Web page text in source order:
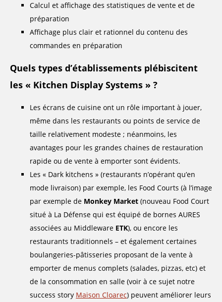
Calcul et affichage des statistiques de vente et de
préparation
Affichage plus clair et rationnel du contenu des
commandes en préparation
Quels types d’établissements plébiscitent
les « Kitchen Display Systems » ?
Les écrans de cuisine ont un rôle important à jouer,
même dans les restaurants ou points de service de
taille relativement modeste ; néanmoins, les
avantages pour les grandes chaines de restauration
rapide ou de vente à emporter sont évidents.
Les « Dark kitchens » (restaurants n’opérant qu’en
mode livraison) par exemple, les Food Courts (à l’image
par exemple de Monkey Market (nouveau Food Court
situé à La Défense qui est équipé de bornes AURES
associées au Middleware ETK), ou encore les
restaurants traditionnels – et également certaines
boulangeries-pâtisseries proposant de la vente à
emporter de menus complets (salades, pizzas, etc) et
de la consommation en salle (voir à ce sujet notre
success story Maison Cloarec) peuvent améliorer leurs